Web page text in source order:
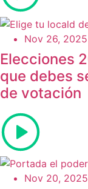
Nov 26, 2025
Elecciones
que debes
de votación
Nov 20, 2025